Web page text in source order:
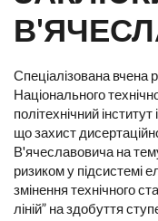
Спеціалізована
Національного
політехнічний
що захист
В'ячеславовича на
ризиком у підсистемі
змінення технічного
ліній” на здобуття